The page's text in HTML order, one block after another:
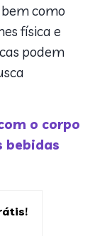
bem como
física e
podem
o corpo
bebidas